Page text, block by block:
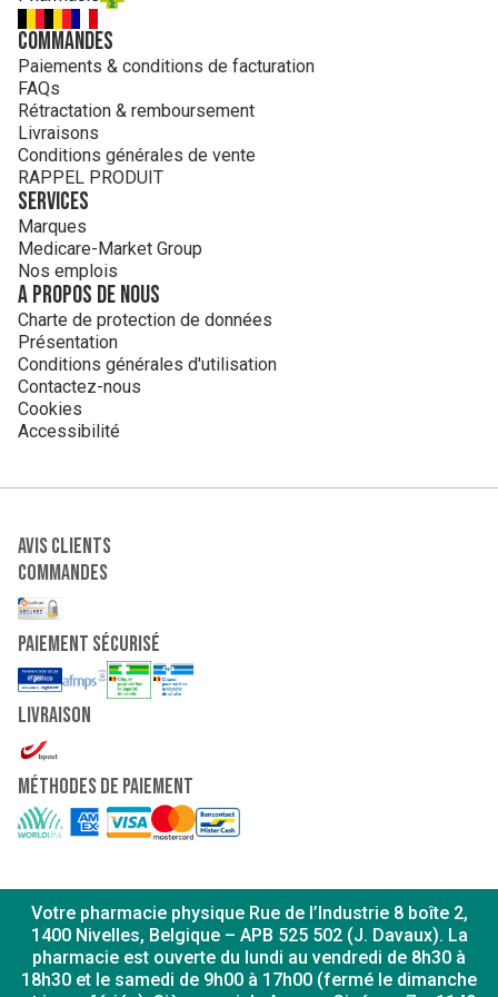
Commandes
Paiements & conditions de facturation
FAQs
Rétractation & remboursement
Livraisons
Conditions générales de vente
RAPPEL PRODUIT
Services
Marques
Medicare-Market Group
Nos emplois
A propos de nous
Charte de protection de données
Présentation
Conditions générales d'utilisation
Contactez-nous
Cookies
Accessibilité
Avis clients
Commandes
paiement sécurisé
Livraison
Méthodes de paiement
Votre pharmacie physique Rue de l’Industrie 8 boîte 2,
1400 Nivelles, Belgique – APB 525 502 (J. Davaux). La
pharmacie est ouverte du lundi au vendredi de 8h30 à
18h30 et le samedi de 9h00 à 17h00 (fermé le dimanche